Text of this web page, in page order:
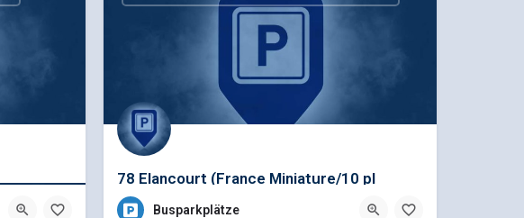
78 Elancourt (France Miniature/10 pl
Busparkplätze